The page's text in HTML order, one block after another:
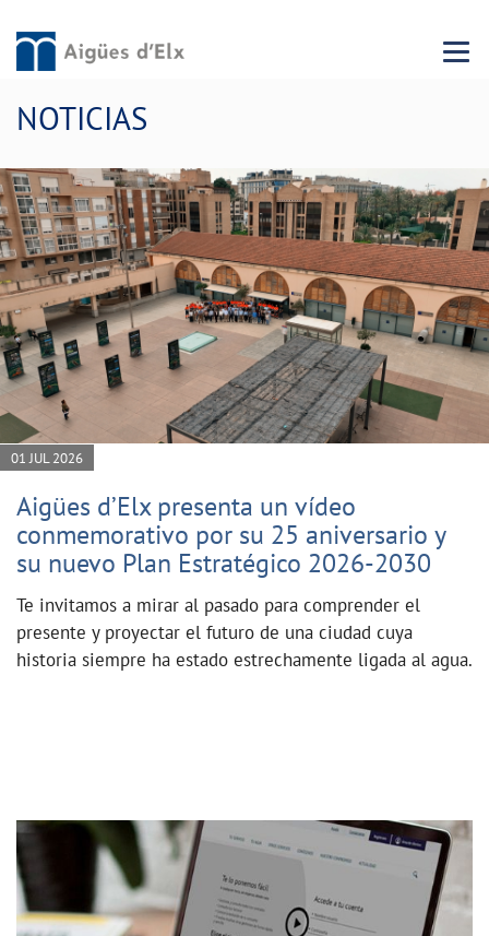
Menu
NOTICIAS
01 JUL 2026
Aigües d’Elx presenta un vídeo
conmemorativo por su 25 aniversario y
su nuevo Plan Estratégico 2026-2030
Te invitamos a mirar al pasado para comprender el
presente y proyectar el futuro de una ciudad cuya
historia siempre ha estado estrechamente ligada al agua.